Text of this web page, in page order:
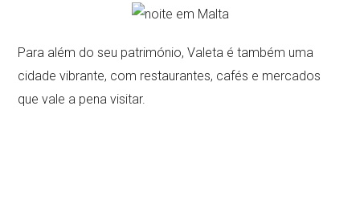
Para além do seu património, Valeta é também uma
cidade vibrante, com restaurantes, cafés e mercados
que vale a pena visitar.